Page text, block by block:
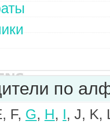
по
F, G, H, I, J, K,